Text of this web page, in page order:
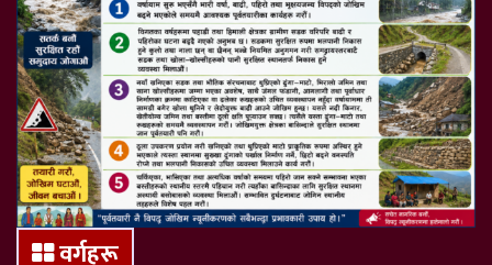
वर्गहरू